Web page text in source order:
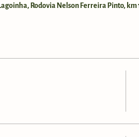
Rodovia Nelson Ferreira Pinto, km